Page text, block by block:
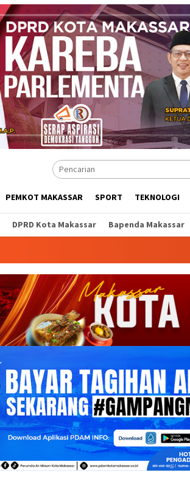
PEMKOT MAKASSAR SPORT TEKNOLOGI
DPRD Kota Makassar Bapenda Makassar